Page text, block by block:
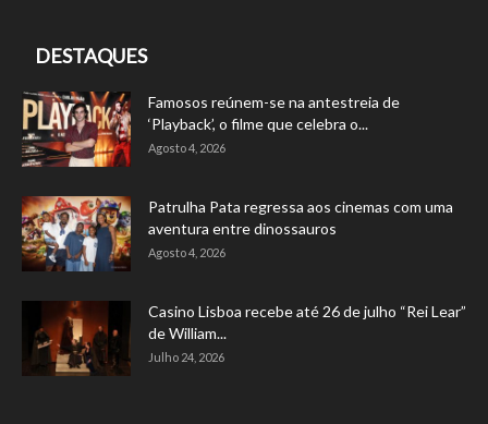
DESTAQUES
Famosos reúnem-se na antestreia de
‘Playback’, o filme que celebra o...
Agosto 4, 2026
Patrulha Pata regressa aos cinemas com uma
aventura entre dinossauros
Agosto 4, 2026
Casino Lisboa recebe até 26 de julho “Rei Lear”
de William...
Julho 24, 2026